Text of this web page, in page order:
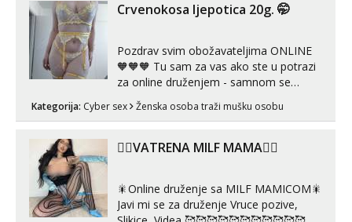
Crvenokosa ljepotica 20g. 🤭
Pozdrav svim obožavateljima ONLINE
🧡🧡🧡 Tu sam za vas ako ste u potrazi
za online druženjem - samnom se
možete zabaviti preko videopoziva, ili
ako vam nisam dovoljna radim i u paru i
😉 Radim i vruća tipkanja uz slike i hot
Kategorija: Cyber sex Ženska osoba traži mušku osobu
❤️‍🔥VATRENA MILF MAMA❤️‍🔥
🎇Online druženje sa MILF MAMICOM🎇
Javi mi se za druženje Vruce pozive,